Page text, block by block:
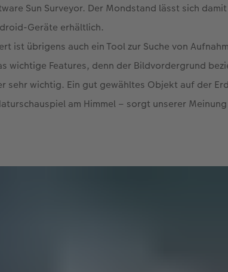
Sun Surveyor. Der Mondstand lässt sich
Geräte erhältlich.
ist übrigens auch ein Tool zur Suche von
wichtige Features, denn der Bildvordergrund
sehr wichtig. Ein gut gewähltes Objekt auf der
am Himmel – sorgt unserer